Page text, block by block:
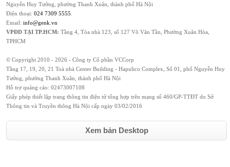
Nguyễn Huy Tưởng, phường Thanh Xuân, thành phố Hà Nội
Điện thoại: 024 7309 5555
Email: info@genk.vn
VPĐD TẠI TP.HCM: Tầng 4, Tòa nhà 123, số 127 Võ Văn Tần, Phường Xuân Hòa,
TPHCM
© Copyright 2010 - 2026 - Công ty Cổ phần VCCorp
Tầng 17, 19, 20, 21 Toà nhà Center Building - Hapulico Complex, Số 01, phố Nguyễn Huy
Tưởng, phường Thanh Xuân, thành phố Hà Nội
Hỗ trợ quảng cáo: 02473007108
Giấy phép thiết lập trang thông tin điện tử tổng hợp trên mạng số 460/GP-TTĐT do Sở
Thông tin và Truyền thông Hà Nội cấp ngày 03/02/2016
Xem bản Desktop